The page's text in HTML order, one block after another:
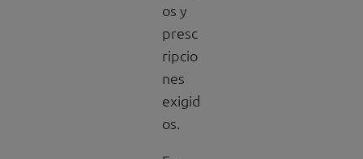
os y
presc
ripcio
nes
exigid
os.